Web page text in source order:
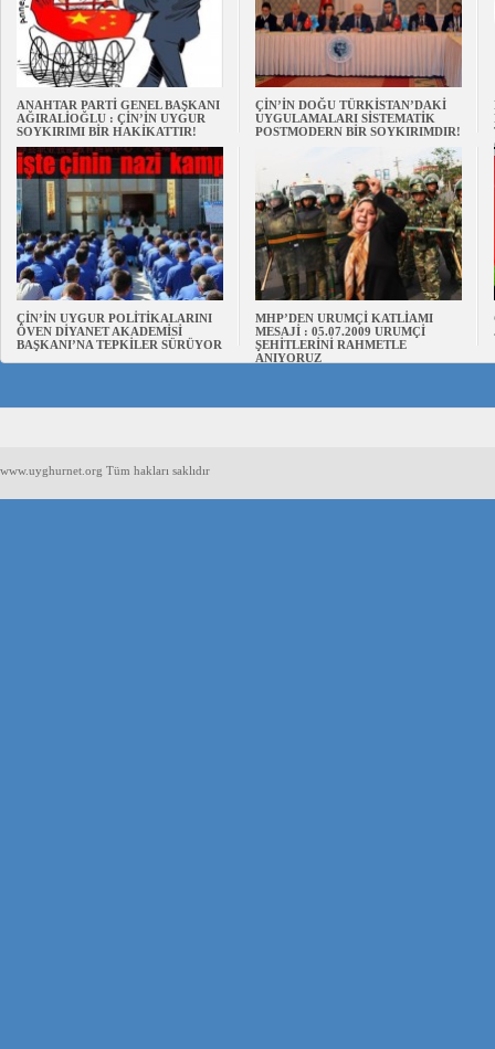
ANAHTAR PARTİ GENEL BAŞKANI
AĞIRALİOĞLU : ÇİN’İN UYGUR
SOYKIRIMI BİR HAKİKATTIR!
ÇİN’İN DOĞU TÜRKİSTAN’DAKİ
UYGULAMALARI SİSTEMATİK
POSTMODERN BİR SOYKIRIMDIR!
ÇİN’İN UYGUR POLİTİKALARINI
ÖVEN DİYANET AKADEMİSİ
BAŞKANI’NA TEPKİLER SÜRÜYOR
MHP’DEN URUMÇİ KATLİAMI
MESAJİ : 05.07.2009 URUMÇİ
ŞEHİTLERİNİ RAHMETLE
ANIYORUZ
www.uyghurnet.org Tüm hakları saklıdır